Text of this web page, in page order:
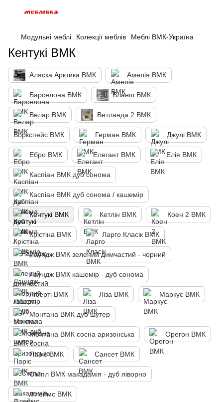
Модульні меблі Колекції меблів Меблі ВМК-Україна
Кентукі ВМК
Аляска Арктика ВМК Амелія ВМК
Барселона ВМК Бланш ВМК
Велар ВМК Ветланда 2 ВМК
Воркспейс ВМК Герман ВМК Джулі ВМК
Ебро ВМК Елегант ВМК Елія ВМК
Каспіан ВМК дуб сонома
Каспіан ВМК дуб сонома / кашемір
Кентукі ВМК Кетлін ВМК Коен 2 ВМК
Крістіна ВМК Ларго Класік ВМК
Лаундж ВМК зелений димчастий - чорний
Лаундж ВМК кашемір - дуб сонома
Ліберті ВМК Ліза ВМК Маркус ВМК
Монтана ВМК дуб шутер
Монтана ВМК сосна аризонська Орегон ВМК
Паріс ВМК Сансет ВМК
Сімпл ВМК макадамія - дуб ліворно
Флеймс ВМК